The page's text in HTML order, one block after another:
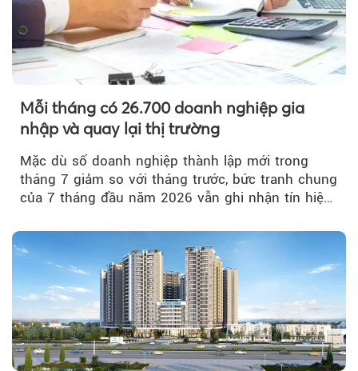
Mỗi tháng có 26.700 doanh nghiệp gia
nhập và quay lại thị trường
Mặc dù số doanh nghiệp thành lập mới trong
tháng 7 giảm so với tháng trước, bức tranh chung
của 7 tháng đầu năm 2026 vẫn ghi nhận tín hiệu